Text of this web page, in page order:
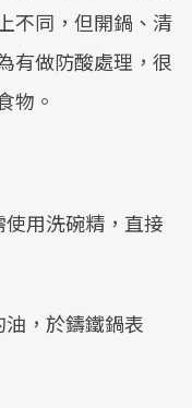
不同，但開鍋、清
有做防酸處理，很
物。
用洗碗精，直接
，於鑄鐵鍋表